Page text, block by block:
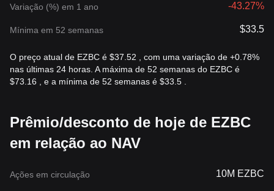
Variação (%) em 1 ano -43.27%
Mínima em 52 semanas $33.5
O preço atual de EZBC é $37.52 , com uma variação de +0.78%
nas últimas 24 horas. A máxima de 52 semanas do EZBC é
$73.16 , e a mínima de 52 semanas é $33.5 .
Prêmio/desconto de hoje de EZBC
em relação ao NAV
Ações em circulação 10M EZBC